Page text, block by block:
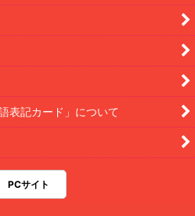
表記カード」について
PCサイト